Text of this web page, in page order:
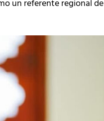
un referente regional de